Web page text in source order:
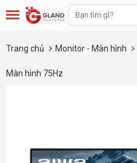
Trang chủ Monitor - Màn hình
Màn hình 75Hz